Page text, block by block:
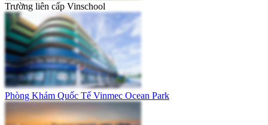
Trường liên cấp Vinschool
Phòng Khám Quốc Tế Vinmec Ocean Park